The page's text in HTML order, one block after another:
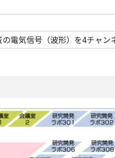
電気信号（波形）を4チャン